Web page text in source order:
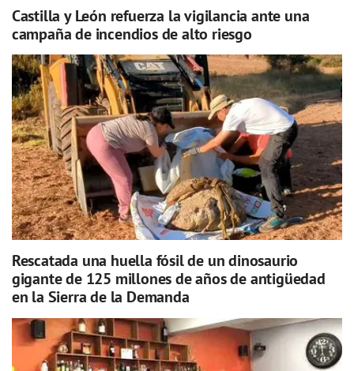
Castilla y León refuerza la vigilancia ante una
campaña de incendios de alto riesgo
Rescatada una huella fósil de un dinosaurio
gigante de 125 millones de años de antigüedad
en la Sierra de la Demanda